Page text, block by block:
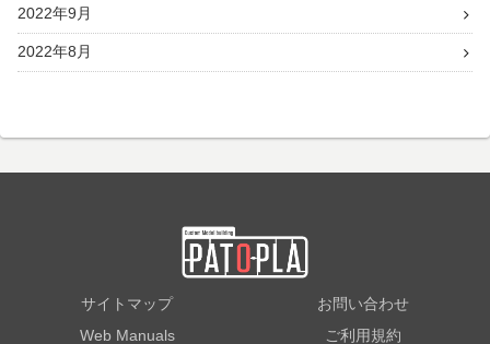
2022年9月
2022年8月
サイトマップ
お問い合わせ
Web Manuals
ご利用規約